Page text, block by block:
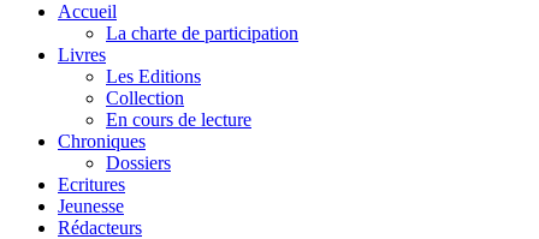
Accueil
La charte de participation
Livres
Les Editions
Collection
En cours de lecture
Chroniques
Dossiers
Ecritures
Jeunesse
Rédacteurs